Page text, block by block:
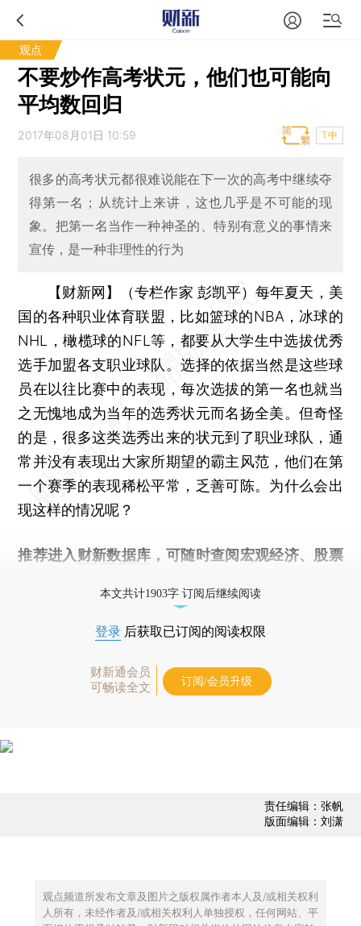
观点
不要炒作高考状元，他们也可能向
平均数回归
2017年08月01日 10:59 T中
很多的高考状元都很难说能在下一次的高考中继续夺
得第一名；从统计上来讲，这也几乎是不可能的现
象。把第一名当作一种神圣的、特别有意义的事情来
宣传，是一种非理性的行为
【财新网】（专栏作家 彭凯平）每年夏天，美
国的各种职业体育联盟，比如篮球的NBA，冰球的
NHL，橄榄球的NFL等，都要从大学生中选拔优秀
选手加盟各支职业球队。选择的依据当然是这些球
员在以往比赛中的表现，每次选拔的第一名也就当
之无愧地成为当年的选秀状元而名扬全美。但奇怪
的是，很多这类选秀出来的状元到了职业球队，通
常并没有表现出大家所期望的霸主风范，他们在第
一个赛季的表现稀松平常，乏善可陈。为什么会出
现这样的情况呢？
推荐进入 财新数据库 ，可随时查阅宏观经济、股票
本文共计1903字 订阅后继续阅读
登录 后获取已订阅的阅读权限
财新通会员
可畅读全文
订阅/会员升级
责任编辑：张帆
版面编辑：刘潇
观点频道所发布文章及图片之版权属作者本人及/或相关权利
人所有，未经作者及/或相关权利人单独授权，任何网站、平